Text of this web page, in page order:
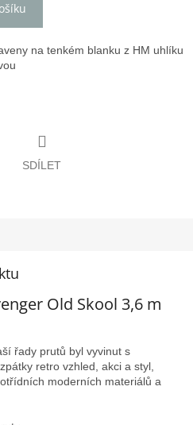
na tenkém blanku z HM uhlíku
SDÍLET
Old Skool 3,6 m
řady prutů byl vyvinut s
retro vzhled, akci a styl,
moderních materiálů a